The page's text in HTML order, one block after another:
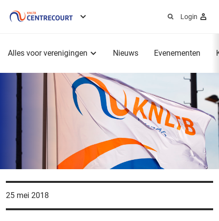
Login
Alles voor verenigingen Nieuws Evenementen
25 mei 2018